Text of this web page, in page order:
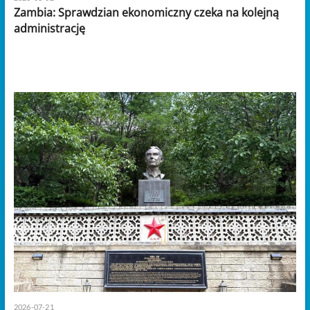
Zambia: Sprawdzian ekonomiczny czeka na kolejną
administrację
2026-07-21